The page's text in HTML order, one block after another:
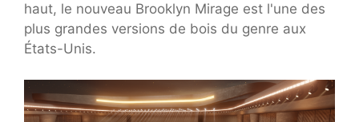
haut, le nouveau Brooklyn Mirage est l'une des
plus grandes versions de bois du genre aux
États-Unis.